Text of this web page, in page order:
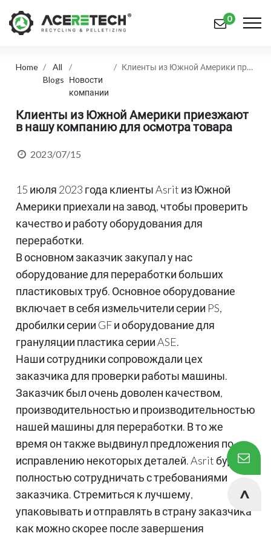
Продукция
Решения
Поддерживать
Связаться с нами
简体中文 English (US)
русский язык Español
0
Home
All
Blogs Новости
компании
Клиенты из Южной Америки приезжают в нашу компанию для осмотра товара
Клиенты из Южной Америки приезжают
в нашу компанию для осмотра товара
2023/07/15
15 июля 2023 года клиенты Asrit из Южной
Америки приехали на завод, чтобы проверить
качество и работу оборудования для
переработки.
В основном заказчик закупал у нас
оборудование для переработки больших
пластиковых труб. Основное оборудование
включает в себя измельчители серии PS,
дробилки серии GF и оборудование для
грануляции пластика серии ASE.
Наши сотрудники сопровождали цех
заказчика для проверки работы машины.
Заказчик был очень доволен качеством,
производительностью и производительностью
нашей машины для переработки. В то же
время он также выдвинул предложения по
исправлению некоторых деталей. Asrit будет
полностью сотрудничать с требованиями
заказчика. Стремиться к лучшему,
упаковывать и отправлять в страну заказчика
как можно скорее после завершения